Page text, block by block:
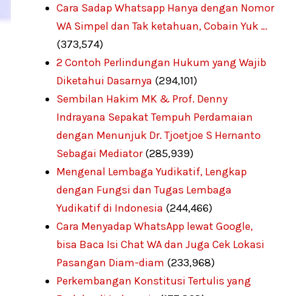
Cara Sadap Whatsapp Hanya dengan Nomor
WA Simpel dan Tak ketahuan, Cobain Yuk …
(373,574)
2 Contoh Perlindungan Hukum yang Wajib
Diketahui Dasarnya (294,101)
Sembilan Hakim MK & Prof. Denny
Indrayana Sepakat Tempuh Perdamaian
dengan Menunjuk Dr. Tjoetjoe S Hernanto
Sebagai Mediator (285,939)
Mengenal Lembaga Yudikatif, Lengkap
dengan Fungsi dan Tugas Lembaga
Yudikatif di Indonesia (244,466)
Cara Menyadap WhatsApp lewat Google,
bisa Baca Isi Chat WA dan Juga Cek Lokasi
Pasangan Diam-diam (233,968)
Perkembangan Konstitusi Tertulis yang